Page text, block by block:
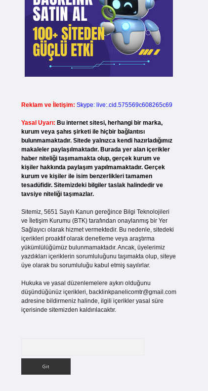
Reklam ve İletişim: Skype: live:.cid.575569c608265c69
Yasal Uyarı: Bu internet sitesi, herhangi bir marka,
kurum veya şahıs şirketi ile hiçbir bağlantısı
bulunmamaktadır. Sitede yalnızca kendi hazırladığımız
makaleler paylaşılmaktadır. Burada yer alan içerikler
haber niteliği taşımamakta olup, gerçek kurum ve
kişiler hakkında paylaşım yapılmamaktadır. Gerçek
kurum ve kişiler ile isim benzerlikleri tamamen
tesadüfidir. Sitemizdeki bilgiler taslak halindedir ve
tavsiye niteliği taşımazlar.
Sitemiz, 5651 Sayılı Kanun gereğince Bilgi Teknolojileri
ve İletişim Kurumu (BTK) tarafından onaylanmış bir Yer
Sağlayıcı olarak hizmet vermektedir. Bu nedenle, sitedeki
içerikleri proaktif olarak denetleme veya araştırma
yükümlülüğümüz bulunmamaktadır. Ancak, üyelerimiz
yazdıkları içeriklerin sorumluluğunu taşımakta olup, siteye
üye olarak bu sorumluluğu kabul etmiş sayılırlar.
Hukuka ve yasal düzenlemelere aykırı olduğunu
düşündüğünüz içerikleri, backlinkpanelicomtr@gmail.com
adresine bildirmeniz halinde, ilgili içerikler yasal süre
içerisinde sitemizden kaldırılacaktır.